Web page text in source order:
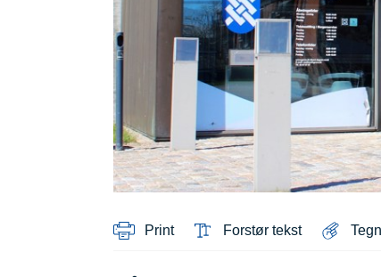
Print Forstør tekst